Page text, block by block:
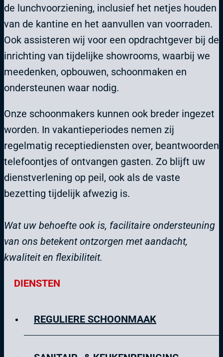
de lunchvoorziening, inclusief het netjes houden
van de kantine en het aanvullen van voorraden.
Ook assisteren wij voor een opdrachtgever bij de
inrichting van tijdelijke showrooms, waarbij we
meedenken, opbouwen, schoonmaken en
ondersteunen waar nodig.
Onze schoonmakers kunnen ook breder ingezet
worden. In vakantieperiodes nemen zij
regelmatig receptiediensten over, beantwoorden
telefoontjes of ontvangen gasten. Zo blijft uw
dienstverlening op peil, ook als de vaste
bezetting tijdelijk afwezig is.
Wat uw behoefte ook is, facilitaire ondersteuning
van ons betekent ontzorgen met aandacht,
kwaliteit en flexibiliteit.
DIENSTEN
REGULIERE SCHOONMAAK